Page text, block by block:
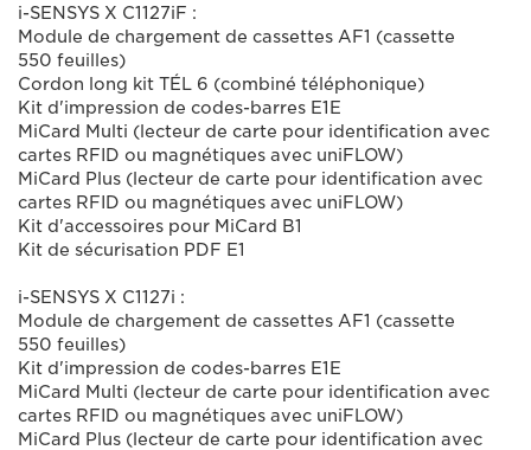
i-SENSYS X C1127iF :
Module de chargement de cassettes AF1 (cassette
550 feuilles)
Cordon long kit TÉL 6 (combiné téléphonique)
Kit d'impression de codes-barres E1E
MiCard Multi (lecteur de carte pour identification avec
cartes RFID ou magnétiques avec uniFLOW)
MiCard Plus (lecteur de carte pour identification avec
cartes RFID ou magnétiques avec uniFLOW)
Kit d'accessoires pour MiCard B1
Kit de sécurisation PDF E1
i-SENSYS X C1127i :
Module de chargement de cassettes AF1 (cassette
550 feuilles)
Kit d'impression de codes-barres E1E
MiCard Multi (lecteur de carte pour identification avec
cartes RFID ou magnétiques avec uniFLOW)
MiCard Plus (lecteur de carte pour identification avec